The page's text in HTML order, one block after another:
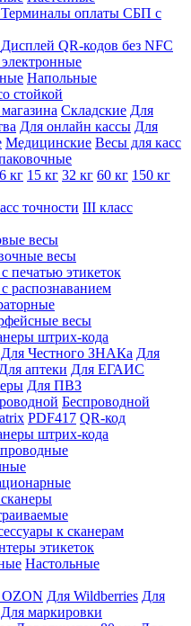
Терминалы оплаты СБП с
Дисплей QR-кодов без NFC
Напольные
стойкой
Складские Для
Для онлайн кассы Для
Медицинские Весы для касс
6 кг 15 кг 32 кг 60 кг 150 кг
точности III класс
весы
весы
печатью этикеток
распознаванием
весы
штрих-кода
Для Честного ЗНАКа Для
Для аптеки Для ЕГАИС
Для ПВЗ
Беспроводной
PDF417 QR-код
штрих-кода
к сканерам
этикеток
Настольные
Для Wildberries Для
Для маркировки